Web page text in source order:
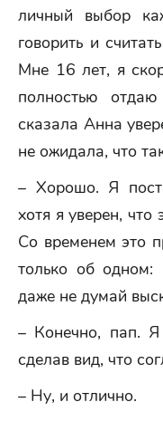
личный выбор
говорить и
Мне 16 лет, я
полностью
сказала Анна
не ожидала, что
– Хорошо. Я
хотя я уверен, что
Со временем это
только об
даже не думай
– Конечно, пап.
сделав вид, что
– Ну, и отлично.